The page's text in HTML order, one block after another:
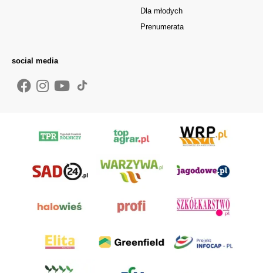
Dla młodych
Prenumerata
social media